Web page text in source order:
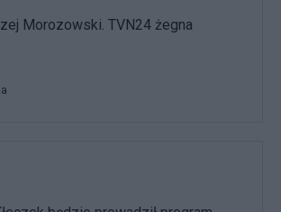
Morozowski. TVN24 żegna